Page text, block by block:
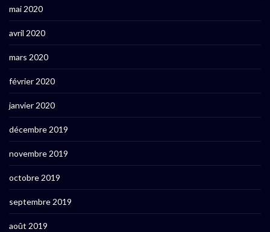
mai 2020
avril 2020
mars 2020
février 2020
janvier 2020
décembre 2019
novembre 2019
octobre 2019
septembre 2019
août 2019